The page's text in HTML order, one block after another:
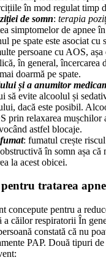
în mod regulat timp
de somn: terapia
simptomelor de apnee
pe spate este asociat cu
persoane cu AOS, așa
în general, încercarea
doarmă pe spate.
și a anumitor
să evite alcoolul și
dacă este posibil.
prin relaxarea mușchilor
astfel blocaje.
: fumatul crește
în somn așa că
la acest obicei.
tratarea
concepute pentru a
a căilor respiratorii În
constată că nu
PAP. Două tipuri